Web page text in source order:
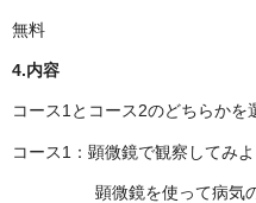
無料
4.内容
コース1とコース2のどちらかを
コース1：顕微鏡で観察してみよ
顕微鏡を使って病気